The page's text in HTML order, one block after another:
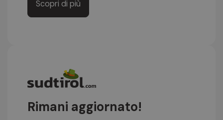
Scopri di più
Rimani aggiornato!